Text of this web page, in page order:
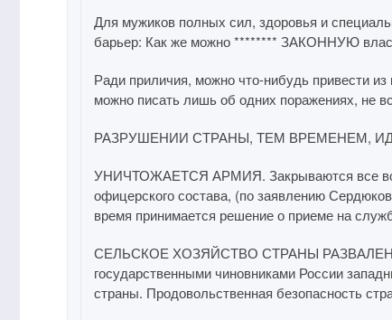
Для мужиков полных сил, здоровья и
барьер: Как же можно ******** ЗАКОННУЮ
Ради приличия, можно что-нибудь привести из
можно писать лишь об одних поражениях, не
РАЗРУШЕНИИ СТРАНЫ, ТЕМ ВРЕМЕНЕМ,
УНИЧТОЖАЕТСЯ АРМИЯ. Закрываются все
офицерского состава, (по заявлению
время принимается решение о приеме на
СЕЛЬСКОЕ ХОЗЯЙСТВО СТРАНЫ РАЗВАЛЕНО.
государственными чиновниками России
страны. Продовольственная безопасность